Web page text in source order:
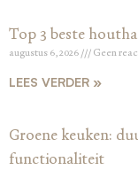
Top 3 beste
augustus 6, 2026 Geen
LEES VERDER »
Groene keuken:
functionaliteit